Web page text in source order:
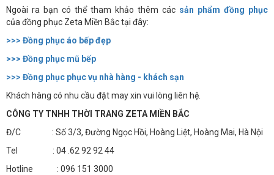
Ngoài ra bạn có thể tham khảo thêm các sản phẩm đồng phục
của đồng phục Zeta Miền Bắc tại đây:
>>> Đồng phục áo bếp đẹp
>>> Đồng phục mũ bếp
>>> Đồng phục phục vụ nhà hàng - khách sạn
Khách hàng có nhu cầu đặt may xin vui lòng liên hệ.
CÔNG TY TNHH THỜI TRANG ZETA MIỀN BẮC
Đ/C : Số 3/3, Đường Ngọc Hồi, Hoàng Liệt, Hoàng Mai, Hà Nội
Tel : 04 .62 92 92 44
Hotline : 096 151 3000